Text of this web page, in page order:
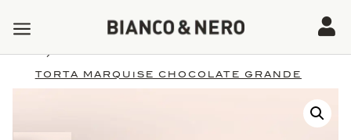
a 
5 Productos 5 PASTELERIA
5
TORTA MARQUISE CHOCOLATE GRANDE